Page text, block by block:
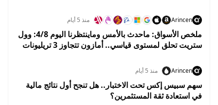
Arincen منذ 5 أيام
ملخص الأسواق: ماحدث بالأمس وماينتظرنا اليوم 4/8: وول
ستريت تحلق لمستوى قياسي.. أمازون تتجاوز 3 تريليونات
Arincen منذ 5 أيام
سهم سبيس إكس تحت الاختبار.. هل تنجح أول نتائج مالية
في استعادة ثقة المستثمرين؟